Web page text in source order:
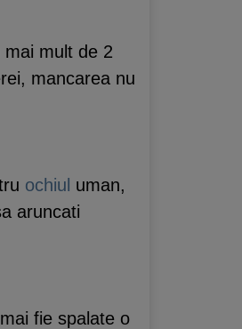
mult de 2
mancarea nu
ochiul uman,
aruncati
fie spalate o